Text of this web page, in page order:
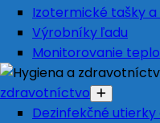
Izotermické tašky a
Výrobníky ľadu
Monitorovanie
zdravotníctvo
Dezinfekčné utierky